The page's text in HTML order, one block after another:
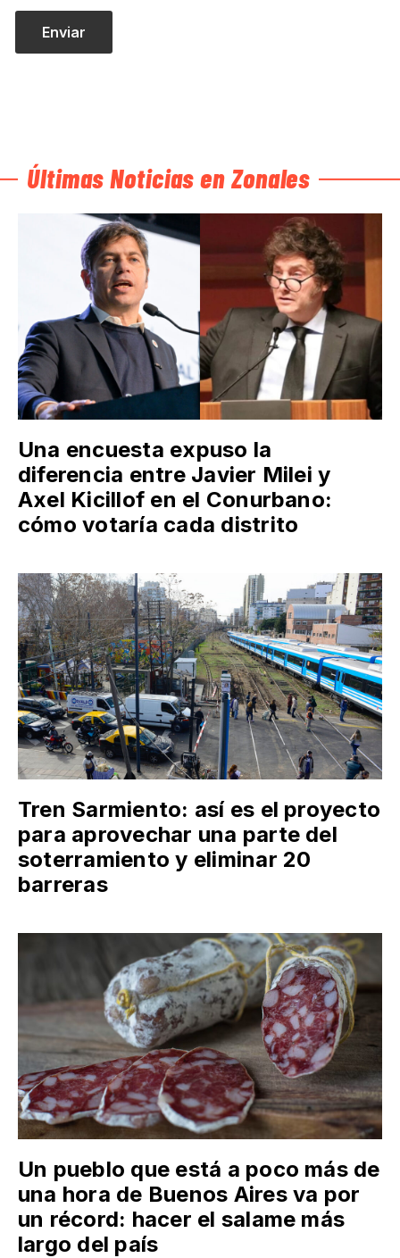
Últimas Noticias en Zonales
Una encuesta expuso la
diferencia entre Javier Milei y
Axel Kicillof en el Conurbano:
cómo votaría cada distrito
Tren Sarmiento: así es el proyecto
para aprovechar una parte del
soterramiento y eliminar 20
barreras
Un pueblo que está a poco más de
una hora de Buenos Aires va por
un récord: hacer el salame más
largo del país